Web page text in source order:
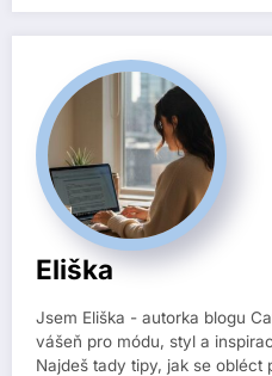
Eliška
Jsem Eliška - autorka blogu
vášeň pro módu, styl a
Najdeš tady tipy, jak se obléct